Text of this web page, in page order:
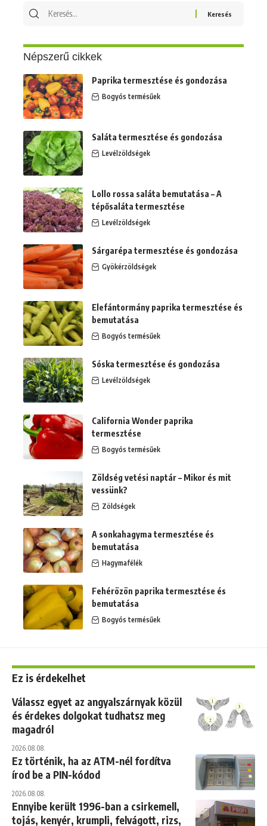
Keresés
Népszerű cikkek
Paprika termesztése és gondozása
Bogyós termésűek
Saláta termesztése és gondozása
Levélzöldségek
Lollo rossa saláta bemutatása – A
tépősaláta termesztése
Levélzöldségek
Sárgarépa termesztése és gondozása
Gyökérzöldségek
Elefántormány paprika termesztése és
bemutatása
Bogyós termésűek
Sóska termesztése és gondozása
Levélzöldségek
California Wonder paprika
termesztése
Bogyós termésűek
Zöldség vetési naptár – Mikor és mit
vessünk?
Zöldségek
A sonkahagyma termesztése és
bemutatása
Hagymafélék
Fehérözön paprika termesztése és
bemutatása
Bogyós termésűek
Ez is érdekelhet
Válassz egyet az angyalszárnyak közül
és érdekes dolgokat tudhatsz meg
magadról
2026.08.08.
Ez történik, ha az ATM-nél fordítva
írod be a PIN-kódod
2026.08.08.
Ennyibe került 1996-ban a csirkemell,
tojás, kenyér, krumpli, felvágott, rizs,